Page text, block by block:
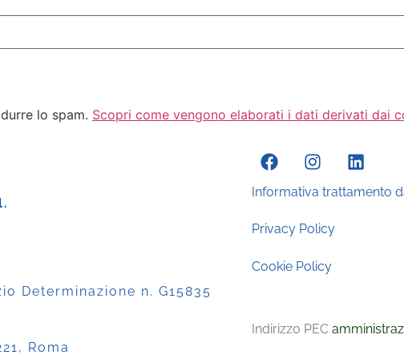
lo spam. Scopri come vengono elaborati i dati derivati dai
Determinazione n. G15835
Roma
Informativa trattamento
Privacy Policy
Cookie Policy
Indirizzo PEC